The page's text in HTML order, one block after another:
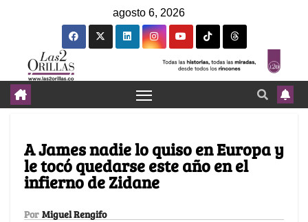
agosto 6, 2026
A James nadie lo quiso en Europa y
le tocó quedarse este año en el
infierno de Zidane
Por Miguel Rengifo